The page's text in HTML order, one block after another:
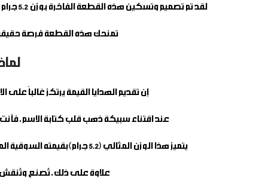
لقد تم تصميم وتسكين هذه القطعة الفاخرة بوزن 5.2 جرام من الذهب الصافي الخالص، لتتوسط شكلاً قلبياً جذاباً يعكس أعلى درجات الجودة والاحترافية العالية في تفصيل الهدايا الذهبية المخصصة.
تمنحك هذه القطعة فرصة
إن تقديم الهدايا القيمة يرتكز غالباً
عند اقتناء سبيكة ذهب قلب كتابة الاسم ،
يتميز هذا الوزن المثالي (5.2 جرام) بقيمته السوقية الممتازة ومرونته العالية، مما يجعله الخيار الأول للمناسبات السعيدة، أعياد الميلاد، حفلات الزفاف، أو التعبير عن الامتنان والتقدير لشخص عزيز.
علاوة على ذلك، تُصنع وتُنقش